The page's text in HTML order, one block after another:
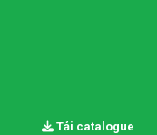
Tải catalogue